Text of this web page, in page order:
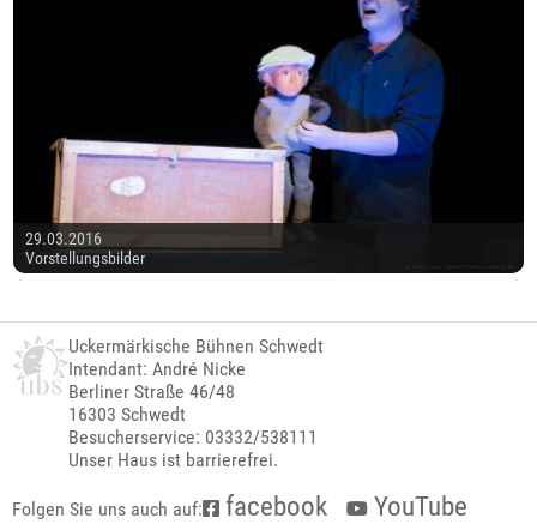
29.03.2016
Vorstellungsbilder
Uckermärkische Bühnen Schwedt
Intendant: André Nicke
Berliner Straße 46/48
16303 Schwedt
Besucherservice: 03332/538111
Unser Haus ist barrierefrei.
Folgen Sie uns auch auf: facebook
YouTube